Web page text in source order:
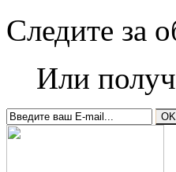
Следите за
Или